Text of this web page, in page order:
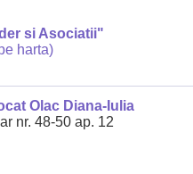
si Asociatii"
harta)
Olac Diana-Iulia
nr. 48-50 ap. 12